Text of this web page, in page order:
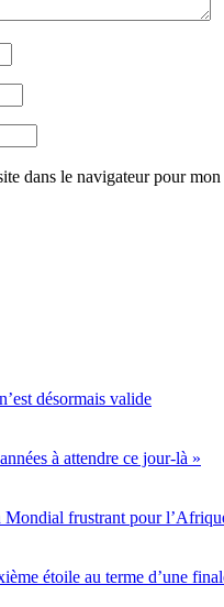
dans le navigateur pour
désormais valide
à attendre ce jour-là »
Mondial frustrant pour
étoile au terme d’une